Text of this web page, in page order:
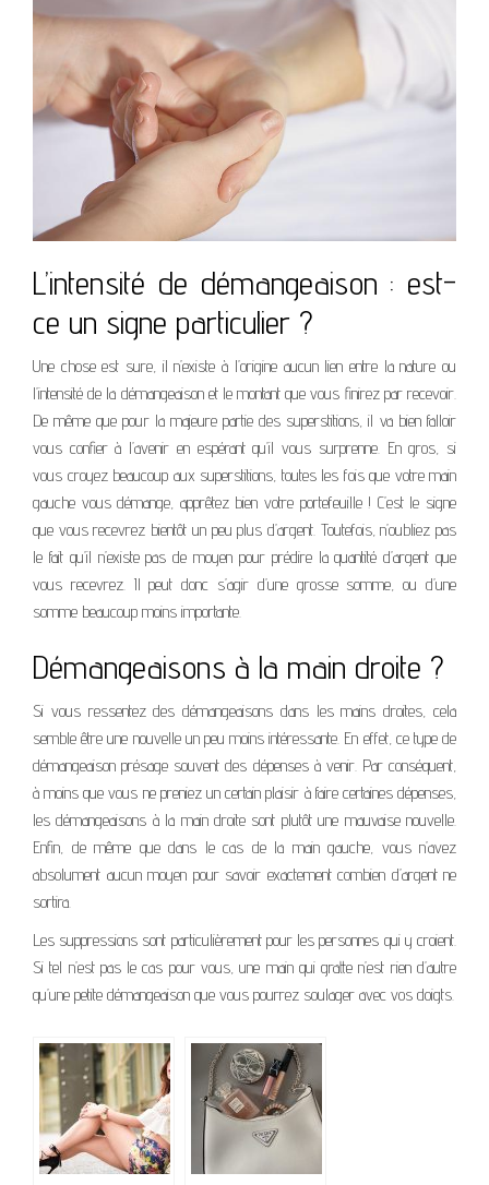
L’intensité de démangeaison : est-
ce un signe particulier ?
Une chose est sure, il n’existe à l’origine aucun lien entre la nature ou
l’intensité de la démangeaison et le montant que vous finirez par recevoir.
De même que pour la majeure partie des superstitions, il va bien falloir
vous confier à l’avenir en espérant qu’il vous surprenne. En gros, si
vous croyez beaucoup aux superstitions, toutes les fois que votre main
gauche vous démange, apprêtez bien votre portefeuille ! C’est le signe
que vous recevrez bientôt un peu plus d’argent. Toutefois, n’oubliez pas
le fait qu’il n’existe pas de moyen pour prédire la quantité d’argent que
vous recevrez. Il peut donc s’agir d’une grosse somme, ou d’une
somme beaucoup moins importante.
Démangeaisons à la main droite ?
Si vous ressentez des démangeaisons dans les mains droites, cela
semble être une nouvelle un peu moins intéressante. En effet, ce type de
démangeaison présage souvent des dépenses à venir. Par conséquent,
à moins que vous ne preniez un certain plaisir à faire certaines dépenses,
les démangeaisons à la main droite sont plutôt une mauvaise nouvelle.
Enfin, de même que dans le cas de la main gauche, vous n’avez
absolument aucun moyen pour savoir exactement combien d’argent ne
sortira.
Les suppressions sont particulièrement pour les personnes qui y croient.
Si tel n’est pas le cas pour vous, une main qui gratte n’est rien d’autre
qu’une petite démangeaison que vous pourrez soulager avec vos doigts.